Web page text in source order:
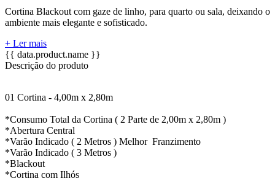
Cortina Blackout com gaze de linho, para quarto ou sala, deixando o
ambiente mais elegante e sofisticado.
+ Ler mais
{{ data.product.name }}
Descrição do produto
01 Cortina - 4,00m x 2,80m
*Consumo Total da Cortina ( 2 Parte de 2,00m x 2,80m )
*Abertura Central
*Varão Indicado ( 2 Metros ) Melhor Franzimento
*Varão Indicado ( 3 Metros )
*Blackout
*Cortina com Ilhós